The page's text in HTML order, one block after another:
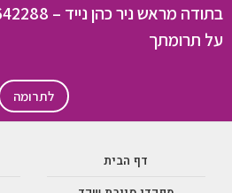
על תרומתך
לתרומה
דף הבית